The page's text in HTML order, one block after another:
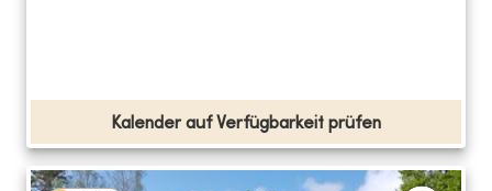
Kalender auf Verfügbarkeit prüfen